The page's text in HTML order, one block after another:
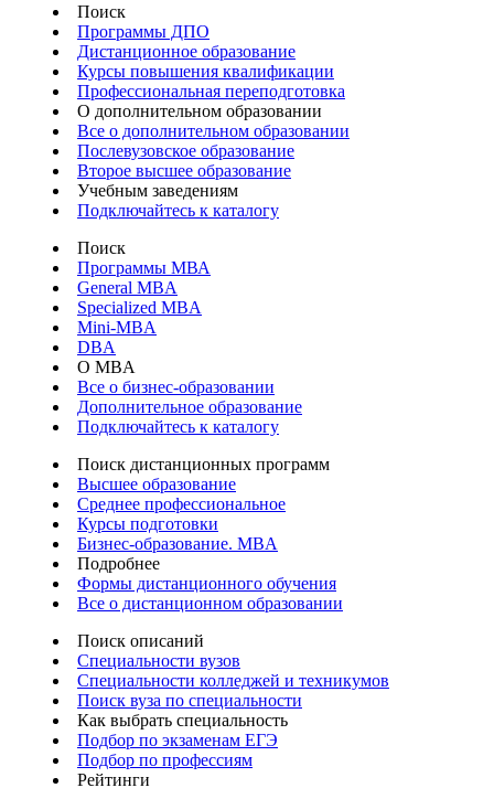
Поиск
Программы ДПО
Дистанционное образование
Курсы повышения квалификации
Профессиональная переподготовка
О дополнительном образовании
Все о дополнительном образовании
Послевузовское образование
Второе высшее образование
Учебным заведениям
Подключайтесь к каталогу
Поиск
Программы МВА
General MBA
Specialized MBA
Mini-MBA
DBA
О MBA
Все о бизнес-образовании
Дополнительное образование
Подключайтесь к каталогу
Поиск дистанционных программ
Высшее образование
Среднее профессиональное
Курсы подготовки
Бизнес-образование. MBA
Подробнее
Формы дистанционного обучения
Все о дистанционном образовании
Поиск описаний
Специальности вузов
Специальности колледжей и техникумов
Поиск вуза по специальности
Как выбрать специальность
Подбор по экзаменам ЕГЭ
Подбор по профессиям
Рейтинги